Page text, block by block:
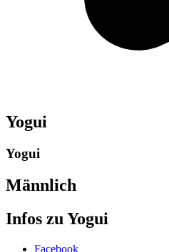
Yogui
Yogui
Männlich
Infos zu Yogui
Share
Facebook